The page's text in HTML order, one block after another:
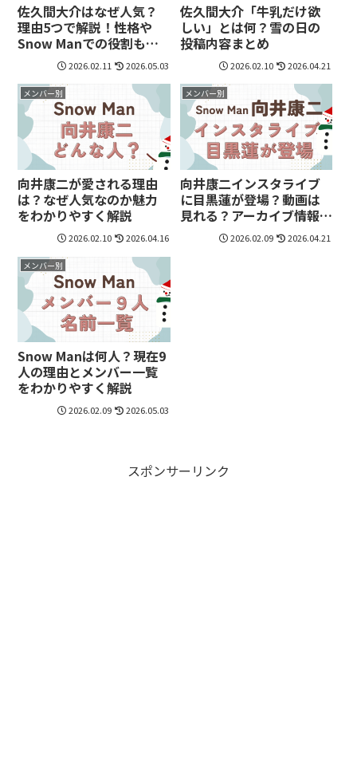
佐久間大介はなぜ人気？
理由5つで解説！性格や
Snow Manでの役割も紹
2026.02.11 2026.05.03
佐久間大介「牛乳だけ欲
しい」とは何？雪の日の
投稿内容まとめ
2026.02.10 2026.04.21
メンバー別
向井康二が愛される理由
は？なぜ人気なのか魅力
をわかりやすく解説
2026.02.10 2026.04.16
メンバー別
向井康二インスタライブ
に目黒蓮が登場？動画は
見れる？アーカイブ情報
2026.02.09 2026.04.21
メンバー別
Snow Manは何人？現在9
人の理由とメンバー一覧
をわかりやすく解説
2026.02.09 2026.05.03
スポンサーリンク